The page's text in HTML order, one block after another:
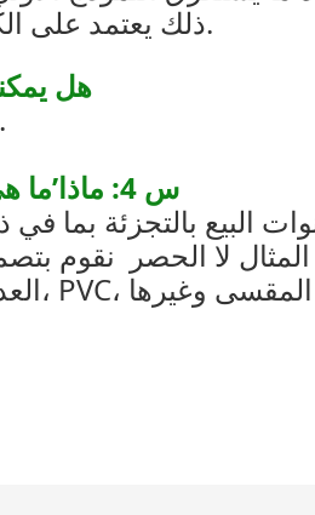
ذلك يعتمد على الكمية والمشروع. سوف ننتهي في أسرع وقت ممكن.
ج: نعم. بالتأكيد. يمكننا تخصيصها لك وفقا لمتطلباتك.
س 4: ماذا’ما هي قدرتك على تخصيص شاشة بيع بالتجزئة مختلفة؟
بالتجزئة بما في
لا الحصر
نقوم